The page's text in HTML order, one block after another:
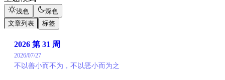
浅色
深色
文章列表
标签
2026 第 31 周
2026/07/27
不以善小而不为，不以恶小而为之